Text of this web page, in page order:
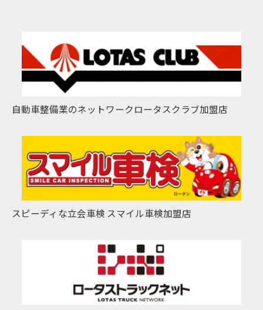
自動車整備業のネットワークロータスクラブ加盟店
スピーディな立会車検 スマイル車検加盟店